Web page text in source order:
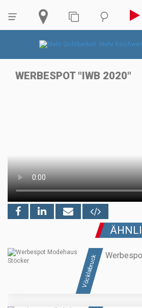
WERBESPOT "IWB 2020"
Vöcklabruck